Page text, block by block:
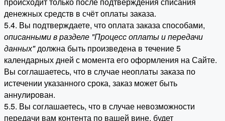
денежных средств в счёт оплаты заказа.
5.4. Вы подтверждаете, что оплата заказа способами,
описанными в разделе "Процесс оплаты и передачи
данных"должна быть произведена в течение 5
календарных дней с момента его оформления на Сайте.
Вы соглашаетесь, что в случае неоплаты заказа по
истечении указанного срока, заказ может быть
аннулирован.
5.5. Вы соглашаетесь, что в случае невозможности
передачи вам контента по вашей вине, будет